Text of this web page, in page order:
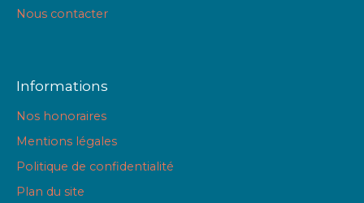
Nous contacter
Informations
Nos honoraires
Mentions légales
Politique de confidentialité
Plan du site